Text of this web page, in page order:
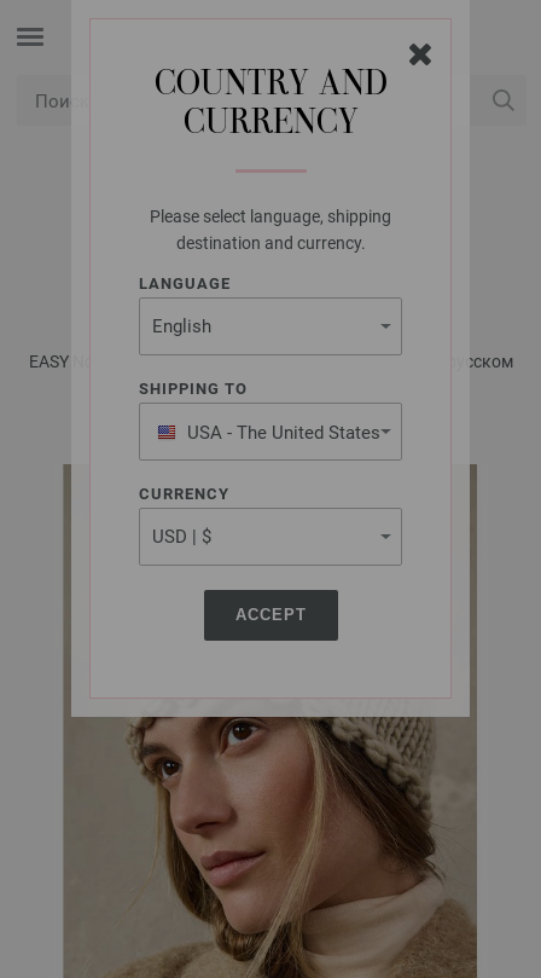
COUNTRY AND
CURRENCY
Please select language, shipping
destination and currency.
LANGUAGE
SHIPPING TO
USA - The United States
of America
CURRENCY
ACCEPT
LANA GROSSA
ШАПКА PER LEI
EASY No. 2/24 - Журнал на немецком, инструкции на русском
языке | Модель 13